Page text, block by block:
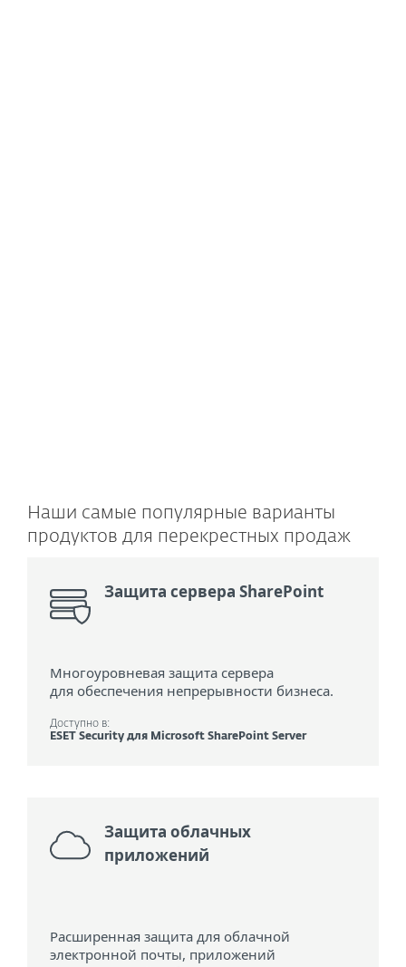
Наши самые популярные варианты
продуктов для перекрестных продаж
Защита сервера SharePoint
Многоуровневая защита сервера
для обеспечения непрерывности бизнеса.
Доступно в:
ESET Security для Microsoft SharePoint Server
Защита облачных
приложений
Расширенная защита для облачной
электронной почты, приложений